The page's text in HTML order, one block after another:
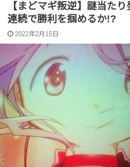
【まどマギ叛逆】謎当た
連続で勝利を掴めるか!?
2022年2月15日